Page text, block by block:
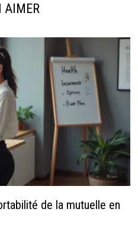
AIMER
de la mutuelle en